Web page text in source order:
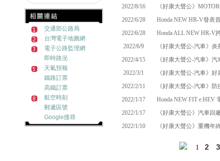
來店試乘~送您精美好
禮
《好康大聲公》滿額
好禮送一波~邀請您回
《好康大聲公-汽車》
來店試乘~送您精美好
《好康大聲公》
MOTORCYCLE交車禮
送您限量收納組
Honda NEW HR-V發
表首週突破500台訂單
Honda ALL NEW HR-
V跨界浪潮勢不可擋 訂
交通部公路局
台灣電子地圖網
電子公路監理網
即時路況
天氣預報
鐵路訂票
高鐵訂票
航空時刻
郵遞區號
Google搜尋
2022/8/16
《好康大聲公》
2022/6/28
Honda NEW HR-V發表
2022/6/28
Honda ALL NEW HR-V
2022/6/9
《好康大聲公-汽車》
2022/4/15
《好康大聲公-汽車》
2022/3/1
《好康大聲公-汽車》
2022/2/11
《好康大聲公-汽車》
2022/1/17
Honda NEW FIT e:HEV
2022/1/17
《好康大聲公》汽車回
2022/1/10
《好康大聲公》重機年
1 2 3